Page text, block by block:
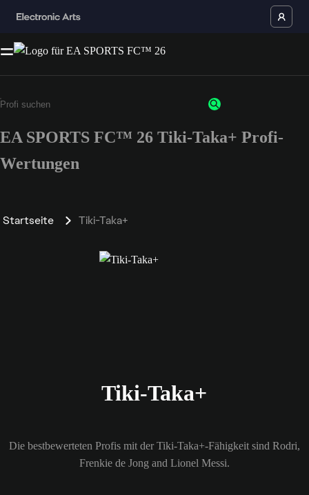
EA SPORTS FC™ 26 Tiki-Taka+ Profi-
Wertungen
Startseite Tiki-Taka+
Tiki-Taka+
Die bestbewerteten Profis mit der Tiki-Taka+-Fähigkeit sind Rodri,
Frenkie de Jong and Lionel Messi.